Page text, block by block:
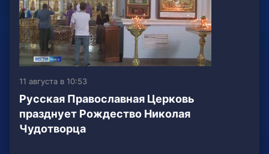
11 августа в 10:53
Русская Православная Церковь
празднует Рождество Николая
Чудотворца